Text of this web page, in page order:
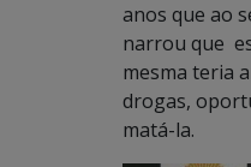
anos que ao
narrou que
mesma teria
drogas,
matá-la.